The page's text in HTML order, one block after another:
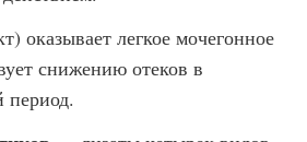
оказывает легкое мочегонное
снижению отеков в
период.